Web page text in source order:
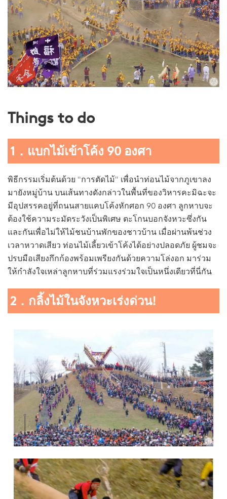
Things to do
1．แบกไม้เข้าโค้ง 90 องศา
พิธีกรรมเริ่มต้นด้วย "การตัดไม้" เพื่อนำท่อนไม้จากภูเขาลง
มายังหมู่บ้าน บนเส้นทางดังกล่าวในพื้นที่ของวิหารคะมิฉะจะ
มีอุปสรรคอยู่ที่ถนนสายแคบโค้งหักศอก 90 องศา ลูกหาบจะ
ต้องใช้ความระมัดระวังเป็นพิเศษ ตะโกนบอกจังหวะซึ่งกัน
และกันเพื่อไม่ให้ไม้ชนบ้านพักของชาวบ้าน เมื่อผ่านพ้นช่วง
เวลาหวาดเสียว ท่อนไม้เลี้ยวเข้าโค้งได้อย่างปลอดภัย ผู้ชมจะ
ปรบมือเสียงกึกก้องพร้อมเพรียงกันด้วยความโล่งอก มาร่วม
ให้กำลังใจเหล่าลูกหาบที่ร่วมแรงร่วมใจเป็นหนึ่งเดียวที่นี่กัน
2．กลิ้งไม้ในจังหวะเร่งด่วน!